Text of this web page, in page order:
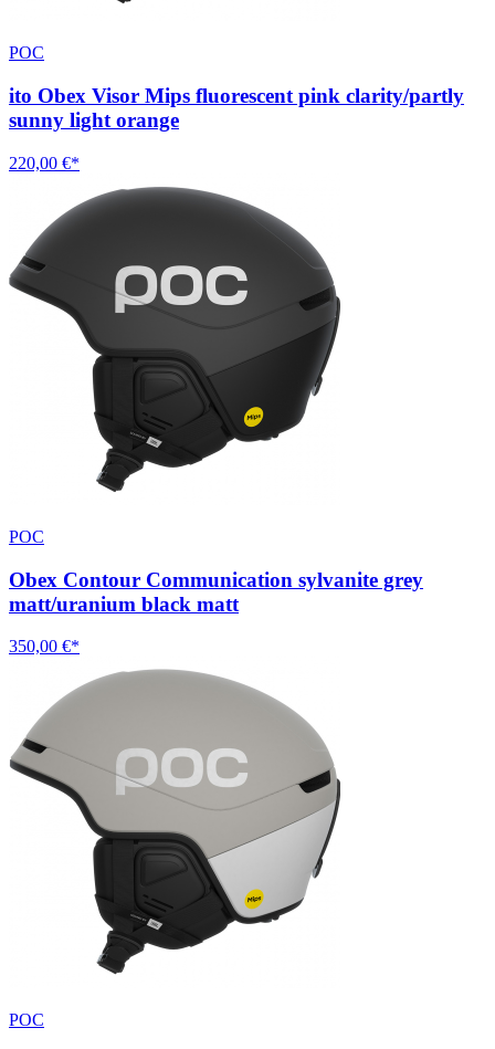
POC
ito Obex Visor Mips fluorescent pink clarity/partly
sunny light orange
220,00 €*
POC
Obex Contour Communication sylvanite grey
matt/uranium black matt
350,00 €*
POC